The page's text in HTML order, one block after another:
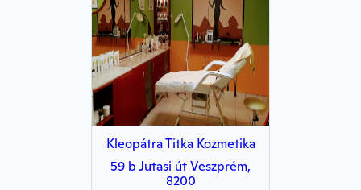
Kleopátra Titka Kozmetika
59 b Jutasi út Veszprém,
8200